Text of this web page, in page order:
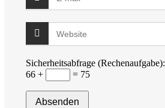
Sicherheitsabfrage (Rechenaufgabe):
66 +
= 75